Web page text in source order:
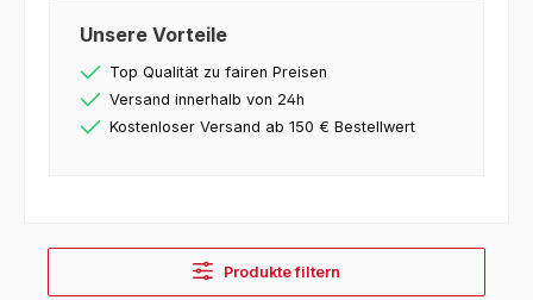
Unsere Vorteile
Top Qualität zu fairen Preisen
Versand innerhalb von 24h
Kostenloser Versand ab 150 € Bestellwert
Produkte filtern